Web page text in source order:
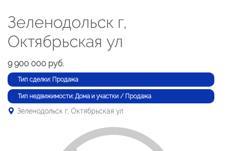
Зеленодольск г,
Октябрьская ул
9 900 000 руб.
Тип сделки: Продажа
Тип недвижимости: Дома и участки / Продажа
Зеленодольск г, Октябрьская ул